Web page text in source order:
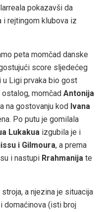
pokazavši da
i rejtingom klubova iz
peta momčad danske
score sljedećeg
u Ligi prvaka bio gost
momčad Antonija
na gostovanju kod Ivana
Po putu je gomilala
Lukakua izgubila je i
i Gilmoura, a prema
i nastupi Rrahmanija te
a njezina je situacija
domaćinova (isti broj